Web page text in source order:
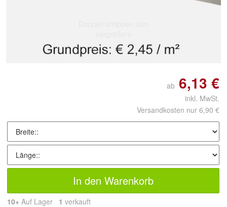
ab 6,13 €
inkl. MwSt.
Versandkosten nur 6,90 €
In den Warenkorb
10+ Auf Lager 1 verkauft